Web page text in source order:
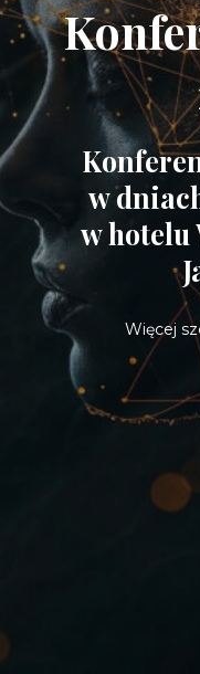
w
w hotelu
Więcej